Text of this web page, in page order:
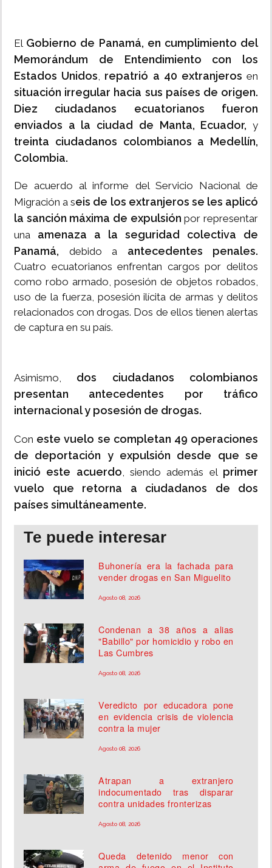
El Gobierno de Panamá, en cumplimiento del
Memorándum de Entendimiento con los
Estados Unidos, repatrió a 40 extranjeros en
situación irregular hacia sus países de origen.
Diez ciudadanos ecuatorianos fueron
enviados a la ciudad de Manta, Ecuador, y
treinta ciudadanos colombianos a Medellín,
Colombia.
De acuerdo al informe del Servicio Nacional de
Migración a seis de los extranjeros se les aplicó
la sanción máxima de expulsión por representar
una amenaza a la seguridad colectiva de
Panamá, debido a antecedentes penales.
Cuatro ecuatorianos enfrentan cargos por delitos
como robo armado, posesión de objetos robados,
uso de la fuerza, posesión ilícita de armas y delitos
relacionados con drogas. Dos de ellos tienen alertas
de captura en su país.
Asimismo, dos ciudadanos colombianos
presentan antecedentes por tráfico
internacional y posesión de drogas.
Con este vuelo se completan 49 operaciones
de deportación y expulsión desde que se
inició este acuerdo, siendo además el primer
vuelo que retorna a ciudadanos de dos
países simultáneamente.
Te puede interesar
Buhonería era la fachada para
vender drogas en San Miguelito
Agosto 08, 2026
Condenan a 38 años a alias
"Babillo" por homicidio y robo en
Las Cumbres
Agosto 08, 2026
Veredicto por educadora pone
en evidencia crisis de violencia
contra la mujer
Agosto 08, 2026
Atrapan a extranjero
indocumentado tras disparar
contra unidades fronterizas
Agosto 08, 2026
Queda detenido menor con